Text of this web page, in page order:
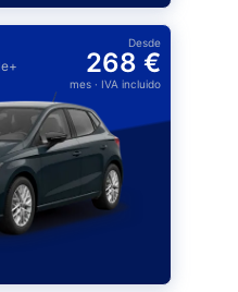
Desde
268 €
mes· IVA incluido